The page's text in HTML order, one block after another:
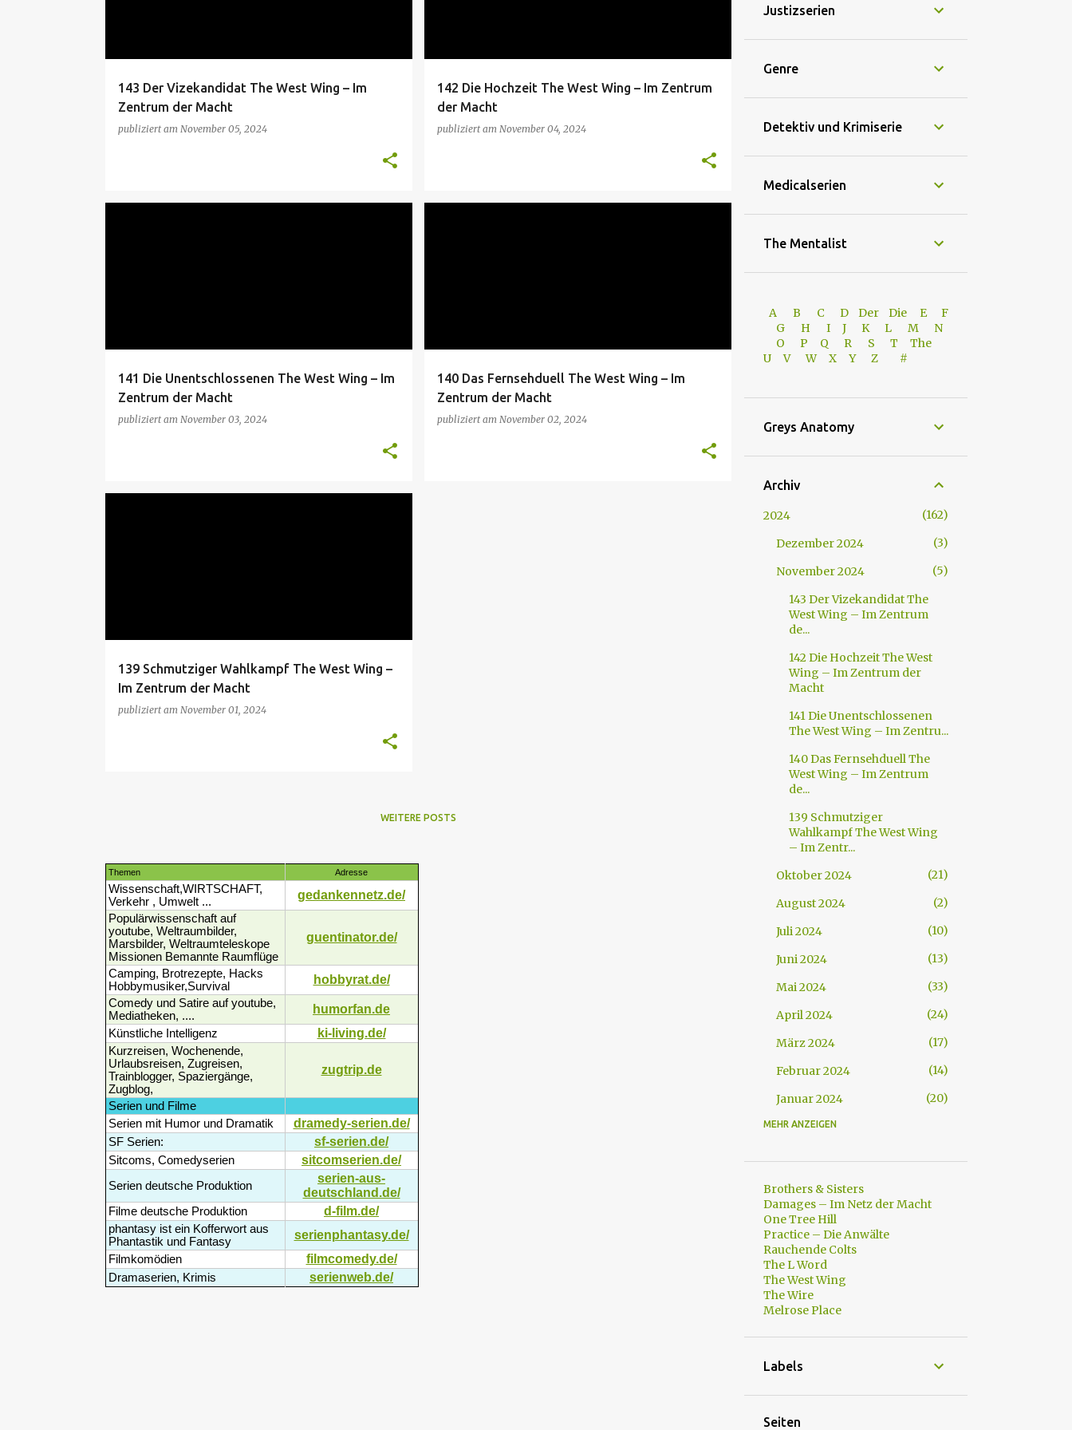
143 Der Vizekandidat The West Wing – Im
Zentrum der Macht
publiziert am November 05, 2024
142 Die Hochzeit The West Wing – Im Zentrum
der Macht
publiziert am November 04, 2024
141 Die Unentschlossenen The West Wing – Im
Zentrum der Macht
publiziert am November 03, 2024
140 Das Fernsehduell The West Wing – Im
Zentrum der Macht
publiziert am November 02, 2024
139 Schmutziger Wahlkampf The West Wing –
Im Zentrum der Macht
publiziert am November 01, 2024
WEITERE POSTS
Themen Adresse
Wissenschaft,WIRTSCHAFT,
Verkehr , Umwelt ...
gedankennetz.de/
Populärwissenschaft auf
youtube, Weltraumbilder,
Marsbilder, Weltraumteleskope
Missionen Bemannte Raumflüge
guentinator.de/
Camping, Brotrezepte, Hacks
Hobbymusiker,Survival
hobbyrat.de/
Comedy und Satire auf youtube,
Mediatheken, ....
humorfan.de
Künstliche Intelligenz ki-living.de/
Kurzreisen, Wochenende,
Urlaubsreisen, Zugreisen,
Trainblogger, Spaziergänge,
Zugblog,
zugtrip.de
Serien und Filme
Serien mit Humor und Dramatik
dramedy-serien.de/
SF Serien: sf-serien.de/
Sitcoms, Comedyserien sitcomserien.de/
Serien deutsche Produktion
serien-aus-
deutschland.de/
Filme deutsche Produktion d-film.de/
phantasy ist ein Kofferwort aus
Phantastik und Fantasy
serienphantasy.de/
Filmkomödien filmcomedy.de/
Dramaserien, Krimis serienweb.de/
Justizserien
Genre
Detektiv und Krimiserie
Medicalserien
The Mentalist
A B C D Der Die E
F
G
H I J K L M
N
O
P Q R S T
The
U V
W X Y Z #
Greys Anatomy
Archiv
2024
162
Dezember 2024
3
November 2024
5
143 Der Vizekandidat The
West Wing – Im Zentrum
de...
142 Die Hochzeit The West
Wing – Im Zentrum der
Macht
141 Die Unentschlossenen
The West Wing – Im Zentru...
140 Das Fernsehduell The
West Wing – Im Zentrum
de...
139 Schmutziger
Wahlkampf The West Wing
– Im Zentr...
Oktober 2024
21
August 2024
2
Juli 2024
10
Juni 2024
13
Mai 2024
33
April 2024
24
März 2024
17
Februar 2024
14
Januar 2024
20
2023
August 2023
Juli 2023
Juni 2023
Mai 2023
April 2023
MEHR ANZEIGEN
Brothers & Sisters
Damages – Im Netz der Macht
One Tree Hill
Practice – Die Anwälte
Rauchende Colts
The L Word
The West Wing
The Wire
Melrose Place
Labels
Seiten